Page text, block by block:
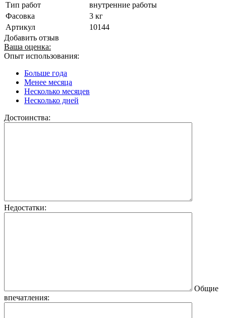
Тип работ
внутренние работы
Фасовка
3 кг
Артикул
10144
Добавить отзыв
Ваша оценка:
Опыт использования:
Больше года
Менее месяца
Несколько месяцев
Несколько дней
Достоинства:
Недостатки:
Общие
впечатления: